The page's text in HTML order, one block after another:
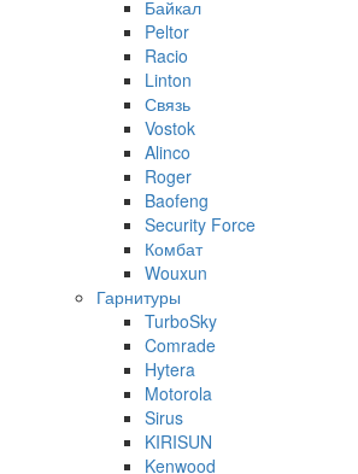
Байкал
Peltor
Racio
Linton
Связь
Vostok
Alinco
Roger
Baofeng
Security Force
Комбат
Wouxun
Гарнитуры
TurboSky
Comrade
Hytera
Motorola
Sirus
KIRISUN
Kenwood